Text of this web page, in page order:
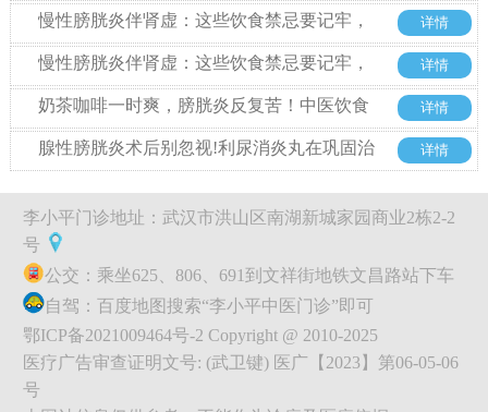
后复查康复
慢性膀胱炎伴肾虚：这些饮食禁忌要记牢，
调理更高效
详情
慢性膀胱炎伴肾虚：这些饮食禁忌要记牢，
调理更高效
详情
奶茶咖啡一时爽，膀胱炎反复苦！中医饮食
调理教你找回清爽！
详情
腺性膀胱炎术后别忽视!利尿消炎丸在巩固治
详情
李小平门诊地址：武汉市洪山区南湖新城家园商业2栋2-2
号
公交：乘坐625、806、691到文祥街地铁文昌路站下车
自驾：百度地图搜索“李小平中医门诊”即可
鄂ICP备2021009464号-2 Copyright @ 2010-2025
医疗广告审查证明文号: (武卫键) 医广【2023】第06-05-06
号